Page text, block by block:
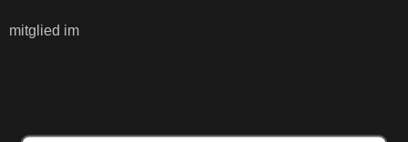
mitglied im